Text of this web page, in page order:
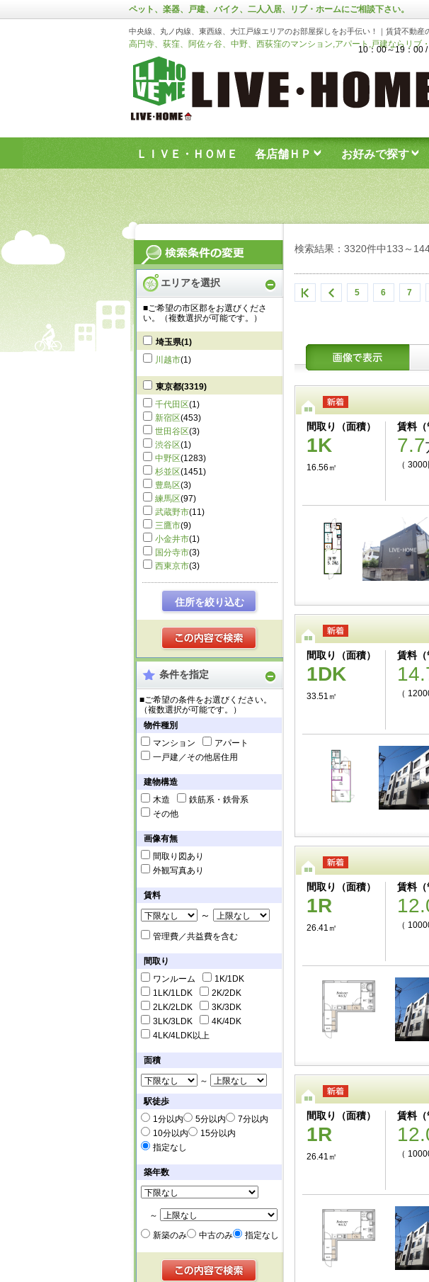
エリアを選択
■ご希望の市区郡をお選びくださ
い。（複数選択が可能です。）
埼玉県(1)
川越市(1)
東京都(3319)
千代田区(1)
新宿区(453)
世田谷区(3)
渋谷区(1)
中野区(1283)
杉並区(1451)
豊島区(3)
練馬区(97)
武蔵野市(11)
三鷹市(9)
小金井市(1)
国分寺市(3)
西東京市(3)
住所を絞り込む
条件を指定
■ご希望の条件をお選びください。
（複数選択が可能です。）
物件種別
マンション
アパート
一戸建／その他居住用
建物構造
木造
鉄筋系・鉄骨系
その他
画像有無
間取り図あり
外観写真あり
賃料
～
管理費／共益費を含む
間取り
ワンルーム
1K/1DK
1LK/1LDK
2K/2DK
2LK/2LDK
3K/3DK
3LK/3LDK
4K/4DK
4LK/4LDK以上
面積
～
駅徒歩
1分以内
5分以内
7分以内
10分以内
15分以内
指定なし
築年数
～
新築のみ
中古のみ 指定なし
ペット、楽器、戸建、バイク、二人入居、リブ・ホームにご相談下さい。
中央線、丸ノ内線、東西線、大江戸線エリアのお部屋探しをお手伝い！｜賃貸不動産
高円寺、荻窪、阿佐ヶ谷、中野、西荻窪のマンション,アパート,戸建ならリブ
10：00～19：00 /
ＬＩＶＥ・ＨＯＭＥ 各店舗ＨＰ お好みで探す
お問い合わせフォーム
検索結果：3320件中133～
5 6 7
間取り（面積）
1K
16.56㎡
賃料（
7.7
（ 3000
間取り（面積）
1DK
33.51㎡
賃料（
（
間取り（面積）
1R
26.41㎡
賃料（
（
間取り（面積）
1R
26.41㎡
賃料（
（